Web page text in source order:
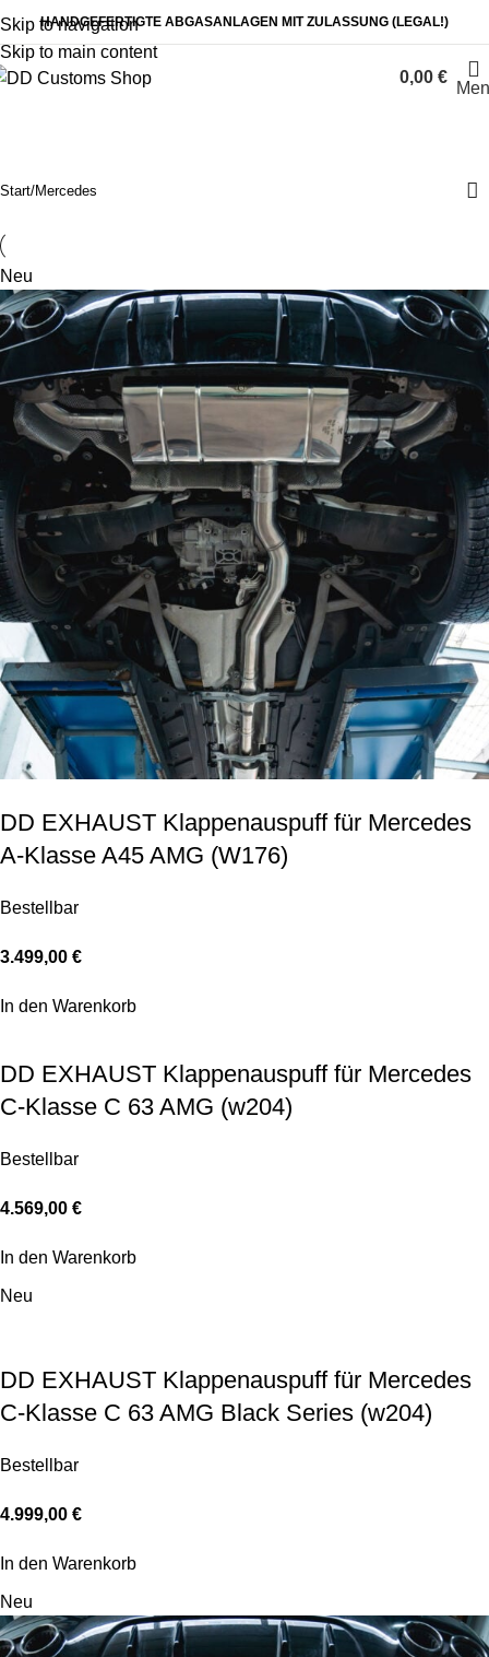
Skip to navigation
Skip to main content
HANDGEFERTIGTE ABGASANLAGEN MIT ZULASSUNG (LEGAL!)
0,00 €
Start Mercedes
Neu
DD EXHAUST Klappenauspuff für Mercedes
A-Klasse A45 AMG (W176)
Bestellbar
3.499,00 €
In den Warenkorb
DD EXHAUST Klappenauspuff für Mercedes
C-Klasse C 63 AMG (w204)
Bestellbar
4.569,00 €
In den Warenkorb
Neu
DD EXHAUST Klappenauspuff für Mercedes
C-Klasse C 63 AMG Black Series (w204)
Bestellbar
4.999,00 €
In den Warenkorb
Neu